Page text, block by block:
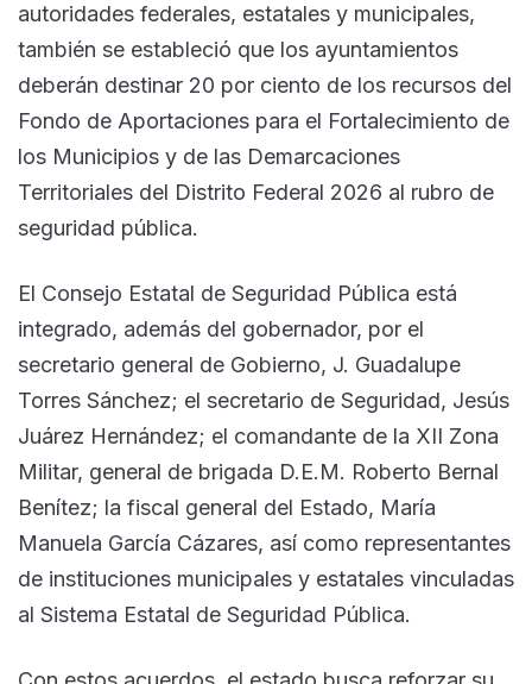
autoridades federales, estatales y municipales,
también se estableció que los ayuntamientos
deberán destinar 20 por ciento de los recursos del
Fondo de Aportaciones para el Fortalecimiento de
los Municipios y de las Demarcaciones
Territoriales del Distrito Federal 2026 al rubro de
seguridad pública.
El Consejo Estatal de Seguridad Pública está
integrado, además del gobernador, por el
secretario general de Gobierno, J. Guadalupe
Torres Sánchez; el secretario de Seguridad, Jesús
Juárez Hernández; el comandante de la XII Zona
Militar, general de brigada D.E.M. Roberto Bernal
Benítez; la fiscal general del Estado, María
Manuela García Cázares, así como representantes
de instituciones municipales y estatales vinculadas
al Sistema Estatal de Seguridad Pública.